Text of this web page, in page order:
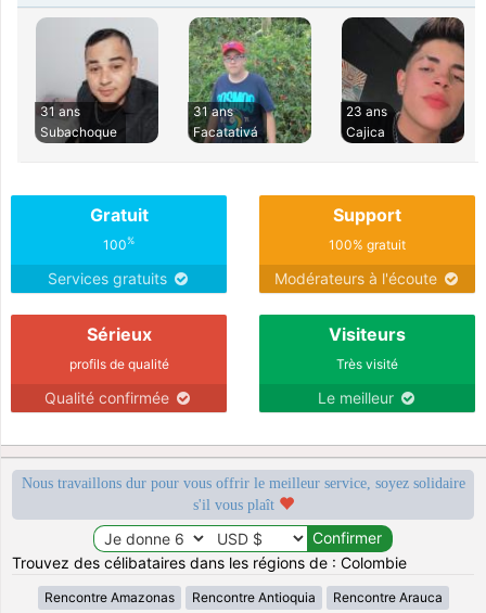
31 ans
Subachoque
31 ans
Facatativá
23 ans
Cajica
Gratuit
100%
Services gratuits
Support
100% gratuit
Modérateurs à l'écoute
Sérieux
profils de qualité
Qualité confirmée
Visiteurs
Très visité
Le meilleur
Nous travaillons dur pour vous offrir le meilleur service, soyez solidaire
s'il vous plaît
Trouvez des célibataires dans les régions de : Colombie
Rencontre Amazonas Rencontre Antioquia Rencontre Arauca